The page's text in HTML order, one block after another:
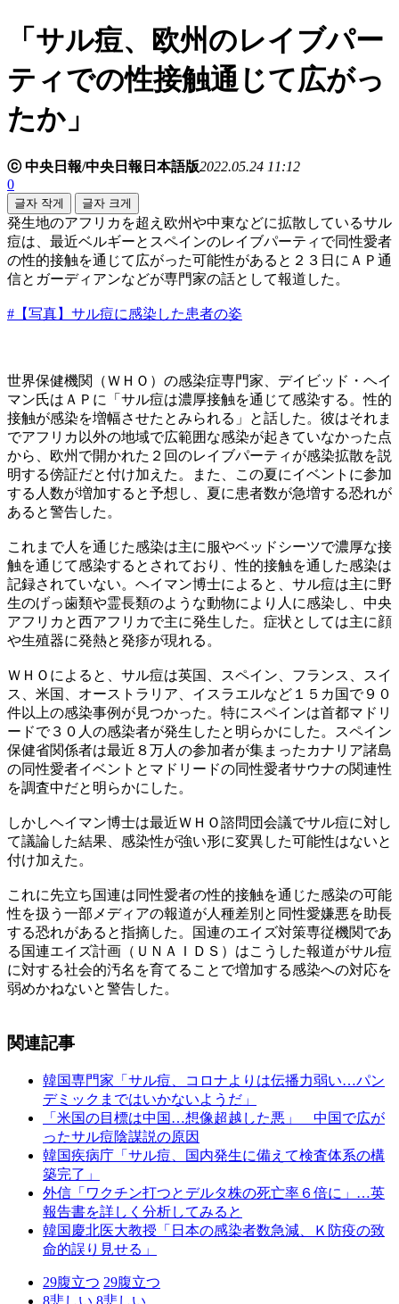
「サル痘、欧州のレイブパー
ティでの性接触通じて広がっ
たか」
ⓒ 中央日報/中央日報日本語版2022.05.24 11:12
0
글자 작게 글자 크게
発生地のアフリカを超え欧州や中東などに拡散しているサル
痘は、最近ベルギーとスペインのレイブパーティで同性愛者
の性的接触を通じて広がった可能性があると２３日にＡＰ通
信とガーディアンなどが専門家の話として報道した。
#【写真】サル痘に感染した患者の姿
世界保健機関（ＷＨＯ）の感染症専門家、デイビッド・ヘイ
マン氏はＡＰに「サル痘は濃厚接触を通じて感染する。性的
接触が感染を増幅させたとみられる」と話した。彼はそれま
でアフリカ以外の地域で広範囲な感染が起きていなかった点
から、欧州で開かれた２回のレイブパーティが感染拡散を説
明する傍証だと付け加えた。また、この夏にイベントに参加
する人数が増加すると予想し、夏に患者数が急増する恐れが
あると警告した。
これまで人を通じた感染は主に服やベッドシーツで濃厚な接
触を通じて感染するとされており、性的接触を通した感染は
記録されていない。ヘイマン博士によると、サル痘は主に野
生のげっ歯類や霊長類のような動物により人に感染し、中央
アフリカと西アフリカで主に発生した。症状としては主に顔
や生殖器に発熱と発疹が現れる。
ＷＨＯによると、サル痘は英国、スペイン、フランス、スイ
ス、米国、オーストラリア、イスラエルなど１５カ国で９０
件以上の感染事例が見つかった。特にスペインは首都マドリ
ードで３０人の感染者が発生したと明らかにした。スペイン
保健省関係者は最近８万人の参加者が集まったカナリア諸島
の同性愛者イベントとマドリードの同性愛者サウナの関連性
を調査中だと明らかにした。
しかしヘイマン博士は最近ＷＨＯ諮問団会議でサル痘に対し
て議論した結果、感染性が強い形に変異した可能性はないと
付け加えた。
これに先立ち国連は同性愛者の性的接触を通じた感染の可能
性を扱う一部メディアの報道が人種差別と同性愛嫌悪を助長
する恐れがあると指摘した。国連のエイズ対策専従機関であ
る国連エイズ計画（ＵＮＡＩＤＳ）はこうした報道がサル痘
に対する社会的汚名を育てることで増加する感染への対応を
弱めかねないと警告した。
関連記事
韓国専門家「サル痘、コロナよりは伝播力弱い…パン
デミックまではいかないようだ」
「米国の目標は中国…想像超越した悪」 中国で広が
ったサル痘陰謀説の原因
韓国疾病庁「サル痘、国内発生に備えて検査体系の構
築完了」
外信「ワクチン打つとデルタ株の死亡率６倍に」…英
報告書を詳しく分析してみると
韓国慶北医大教授「日本の感染者数急減、Ｋ防疫の致
命的誤り見せる」
29腹立つ 29腹立つ
8悲しい 8悲しい